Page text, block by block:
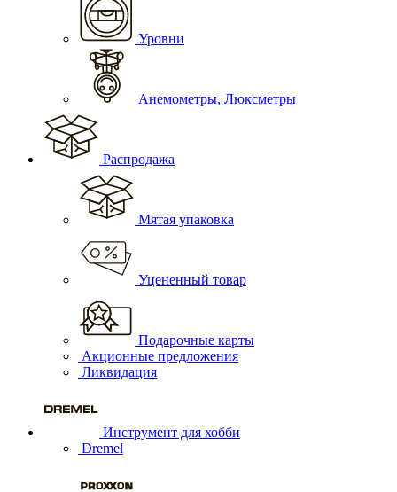
Уровни
Анемометры, Люксметры
Распродажа
Мятая упаковка
Уцененный товар
Подарочные карты
Акционные предложения
Ликвидация
Инструмент для хобби
Dremel